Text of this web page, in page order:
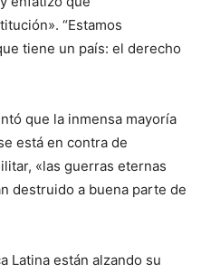
“Estamos
tiene un país: el derecho
que la inmensa mayoría
está en contra de
«las guerras eternas
destruido a buena parte de
Latina están alzando su